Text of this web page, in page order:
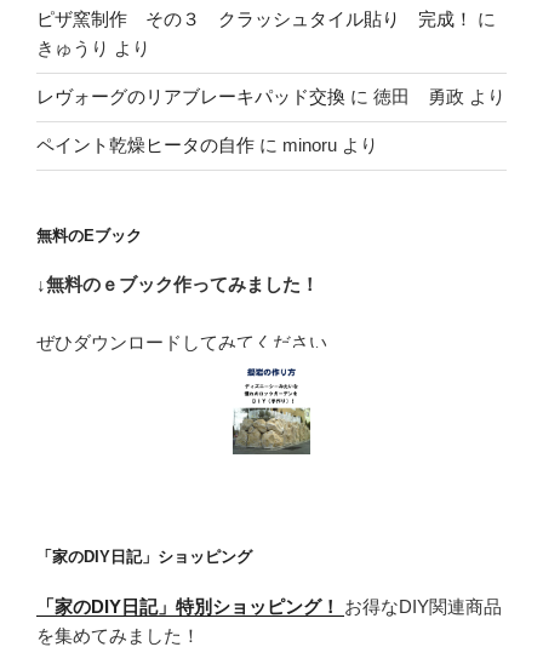
ピザ窯制作 その３ クラッシュタイル貼り 完成！
に
きゅうり より
レヴォーグのリアブレーキパッド交換 に 徳田 勇政 より
ペイント乾燥ヒータの自作 に minoru より
無料のEブック
↓無料のｅブック作ってみました！
ぜひダウンロードしてみてください
「家のDIY日記」ショッピング
「家のDIY日記」特別ショッピング！ お得なDIY関連商品
を集めてみました！